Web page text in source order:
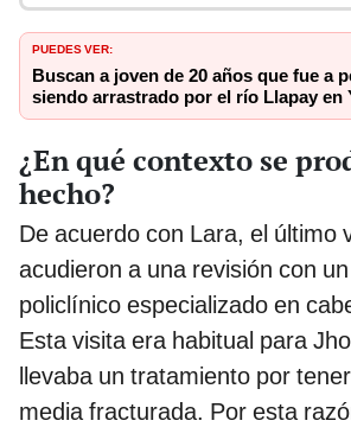
PUEDES VER:
Buscan a joven de 20 años que fue a
siendo arrastrado por el río Llapay en
¿En qué contexto se
hecho?
De acuerdo con Lara, el último
acudieron a una revisión con
policlínico especializado en
Esta visita era habitual para
llevaba un tratamiento por
media fracturada. Por esta